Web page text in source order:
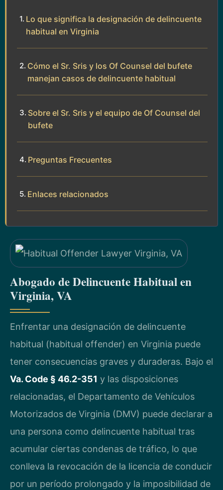
Lo que significa la designación de delincuente
habitual en Virginia
Cómo el Sr. Sris y los Of Counsel del bufete
manejan casos de delincuente habitual
Sobre el Sr. Sris y el equipo de Of Counsel del
bufete
Preguntas Frecuentes
Enlaces relacionados
Abogado de Delincuente Habitual en
Virginia, VA
Enfrentar una designación de delincuente
habitual (habitual offender) en Virginia puede
tener consecuencias graves y duraderas. Bajo el
Va. Code § 46.2-351 y las disposiciones
relacionadas, el Departamento de Vehículos
Motorizados de Virginia (DMV) puede declarar a
una persona como delincuente habitual tras
acumular ciertas condenas de tráfico, lo que
conlleva la revocación de la licencia de conducir
por un período prolongado y la imposibilidad de